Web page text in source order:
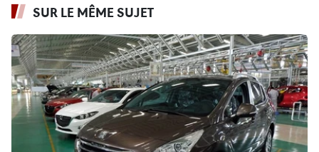
SUR LE MÊME SUJET